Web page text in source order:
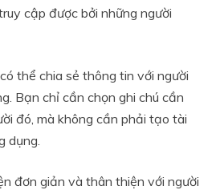
cập được bởi những người
thể chia sẻ thông tin với người
Bạn chỉ cần chọn ghi chú cần
đó, mà không cần phải tạo tài
dụng.
đơn giản và thân thiện với người